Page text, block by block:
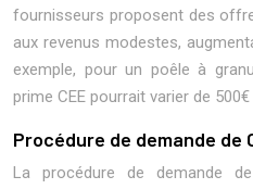
fournisseurs proposent des
aux revenus modestes,
exemple, pour un poêle à
prime CEE pourrait varier de 500€
Procédure de demande de
La procédure de demande